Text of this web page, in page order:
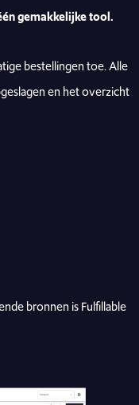
gemakkelijke tool.
bestellingen toe. Alle
en het overzicht
bronnen is Fulfillable